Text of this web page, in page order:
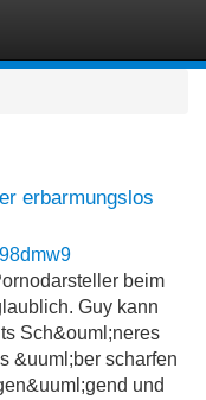
erbarmungslos
beim
Guy kann
Sch&ouml;neres
&uuml;ber scharfen
und